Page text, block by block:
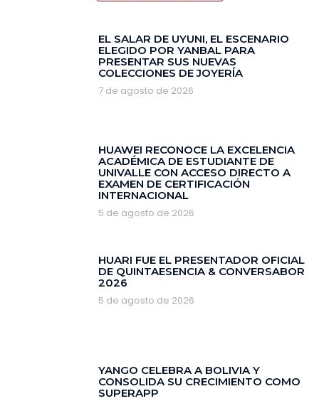
EL SALAR DE UYUNI, EL ESCENARIO
ELEGIDO POR YANBAL PARA
PRESENTAR SUS NUEVAS
COLECCIONES DE JOYERÍA
7 de agosto de 2026
HUAWEI RECONOCE LA EXCELENCIA
ACADÉMICA DE ESTUDIANTE DE
UNIVALLE CON ACCESO DIRECTO A
EXAMEN DE CERTIFICACIÓN
INTERNACIONAL
5 de agosto de 2026
HUARI FUE EL PRESENTADOR OFICIAL
DE QUINTAESENCIA & CONVERSABOR
2026
5 de agosto de 2026
YANGO CELEBRA A BOLIVIA Y
CONSOLIDA SU CRECIMIENTO COMO
SUPERAPP